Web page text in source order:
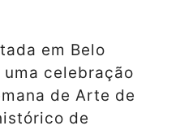
em Belo
celebração
de Arte de
de